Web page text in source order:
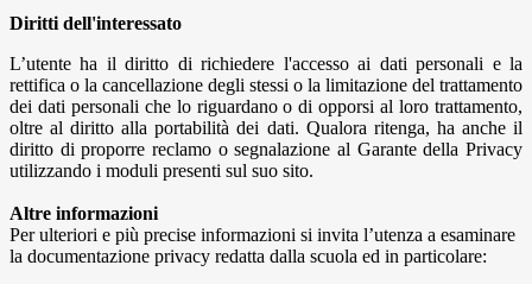
Diritti dell'interessato
L’utente ha il diritto di richiedere l'accesso ai dati personali e la
rettifica o la cancellazione degli stessi o la limitazione del trattamento
dei dati personali che lo riguardano o di opporsi al loro trattamento,
oltre al diritto alla portabilità dei dati. Qualora ritenga, ha anche il
diritto di proporre reclamo o segnalazione al Garante della Privacy
utilizzando i moduli presenti sul suo sito.
Altre informazioni
Per ulteriori e più precise informazioni si invita l’utenza a esaminare
la documentazione privacy redatta dalla scuola ed in particolare: